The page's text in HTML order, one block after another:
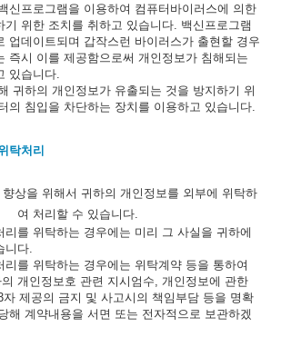
신프로그램을 이용하여 컴퓨터바이러스에 의한
기 위한 조치를 취하고 있습니다. 백신프로그램
업데이트되며 갑작스런 바이러스가 출현할 경우
즉시 이를 제공함으로써 개인정보가 침해되는
있습니다.
귀하의 개인정보가 유출되는 것을 방지하기 위
의 침입을 차단하는 장치를 이용하고 있습니다.
탁처리
상을 위해서 귀하의 개인정보를 외부에 위탁하
여 처리할 수 있습니다.
리를 위탁하는 경우에는 미리 그 사실을 귀하에
니다.
리를 위탁하는 경우에는 위탁계약 등을 통하여
개인정보호 관련 지시엄수, 개인정보에 관한
자 제공의 금지 및 사고시의 책임부담 등을 명확
해 계약내용을 서면 또는 전자적으로 보관하겠